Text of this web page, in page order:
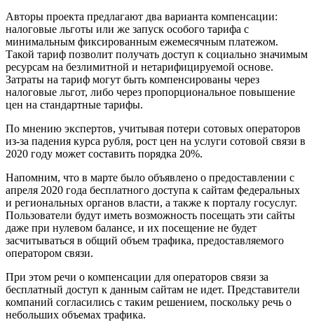
Авторы проекта предлагают два варианта компенсации:
налоговые льготы или же запуск особого тарифа с
минимальным фиксированным ежемесячным платежом.
Такой тариф позволит получать доступ к социально значимым
ресурсам на безлимитной и нетарифицируемой основе.
Затраты на тариф могут быть компенсированы через
налоговые льгот, либо через пропорциональное повышение
цен на стандартные тарифы.
По мнению экспертов, учитывая потери сотовых операторов
из-за падения курса рубля, рост цен на услуги сотовой связи в
2020 году может составить порядка 20%.
Напомним, что в марте было объявлено о предоставлении с
апреля 2020 года бесплатного доступа к сайтам федеральных
и региональных органов власти, а также к порталу госуслуг.
Пользователи будут иметь возможность посещать эти сайты
даже при нулевом балансе, и их посещение не будет
засчитываться в общий объем трафика, предоставляемого
оператором связи.
При этом речи о компенсации для операторов связи за
бесплатный доступ к данным сайтам не идет. Представители
компаний согласились с таким решением, поскольку речь о
небольших объемах трафика.